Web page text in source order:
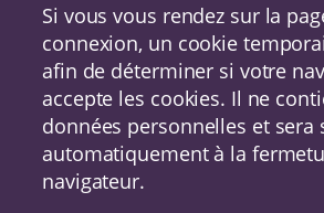
Si vous vous rendez sur la
connexion, un cookie
afin de déterminer si votre
accepte les cookies. Il ne
données personnelles et sera
automatiquement à la
navigateur.